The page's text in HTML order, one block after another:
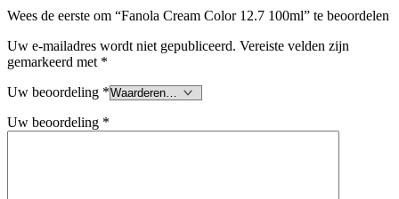
Wees de eerste om “Fanola Cream Color 12.7 100ml” te beoordelen
Uw e-mailadres wordt niet gepubliceerd. Vereiste velden zijn
gemarkeerd met *
Uw beoordeling *
Uw beoordeling *